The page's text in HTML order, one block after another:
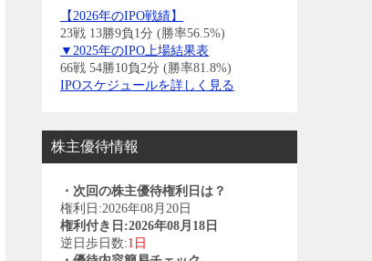
【2026年のIPO戦績】
23戦 13勝9負1分 (勝率56.5%)
▼2025年のIPO上場結果表
66戦 54勝10負2分 (勝率81.8%)
IPOスケジュールを詳しく見る
株主優待情報
・次回の株主優待権利日は？
権利日:2026年08月20日
権利付き日:2026年08月18日
逆日歩日数:1日